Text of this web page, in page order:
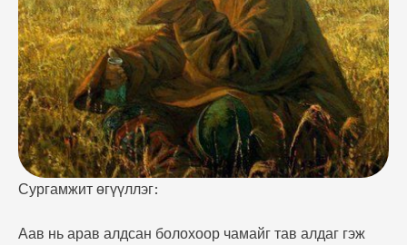
Сургамжит өгүүллэг:
Аав нь арав алдсан болохоор чамайг тав алдаг гэж